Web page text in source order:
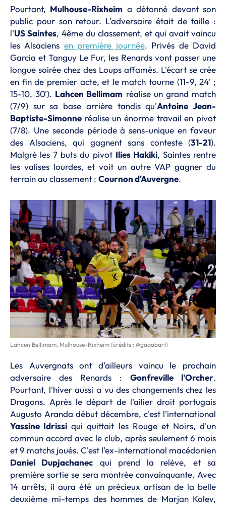
Pourtant, Mulhouse-Rixheim a détonné devant son
public pour son retour. L'adversaire était de taille :
l'US Saintes, 4ème du classement, et qui avait vaincu
les Alsaciens en première journée. Privés de David
Garcia et Tanguy Le Fur, les Renards vont passer une
longue soirée chez des Loups affamés. L'écart se crée
en fin de premier acte, et le match tourne (11-9, 24' ;
15-10, 30'). Lahcen Bellimam réalise un grand match
(7/9) sur sa base arrière tandis qu'Antoine Jean-
Baptiste-Simonne réalise un énorme travail en pivot
(7/8). Une seconde période à sens-unique en faveur
des Alsaciens, qui gagnent sans conteste (31-21).
Malgré les 7 buts du pivot Ilies Hakiki, Saintes rentre
les valises lourdes, et voit un autre VAP gagner du
terrain au classement : Cournon d'Auvergne.
Lahcen Bellimam, Mulhouse-Rixheim (crédits : @gaaabart)
Les Auvergnats ont d'ailleurs vaincu le prochain
adversaire des Renards : Gonfreville l'Orcher.
Pourtant, l'hiver aussi a vu des changements chez les
Dragons. Après le départ de l'ailier droit portugais
Augusto Aranda début décembre, c'est l'international
Yassine Idrissi qui quittait les Rouge et Noirs, d'un
commun accord avec le club, après seulement 6 mois
et 9 matchs joués. C'est l'ex-international macédonien
Daniel Dupjachanec qui prend la relève, et sa
première sortie se sera montrée convainquante. Avec
14 arrêts, il aura été un précieux artisan de la belle
deuxième mi-temps des hommes de Marjan Kolev,